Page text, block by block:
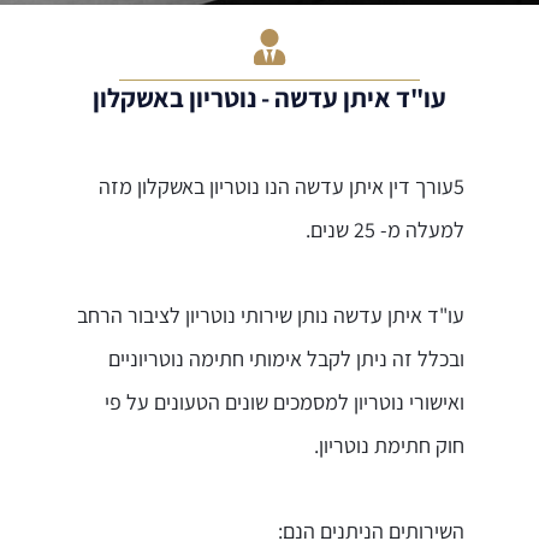
עו"ד איתן עדשה - נוטריון באשקלון
5עורך דין איתן עדשה הנו נוטריון באשקלון מזה
למעלה מ- 25 שנים.
עו"ד איתן עדשה נותן שירותי נוטריון לציבור הרחב
ובכלל זה ניתן לקבל אימותי חתימה נוטריוניים
ואישורי נוטריון למסמכים שונים הטעונים על פי
חוק חתימת נוטריון.
השירותים הניתנים הנם: